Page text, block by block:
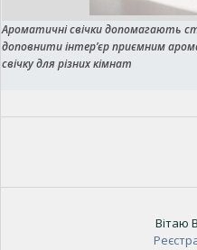
Ароматичні свічки допомагають
доповнити інтер’єр приємним
свічку для різних кімнат
Вітаю